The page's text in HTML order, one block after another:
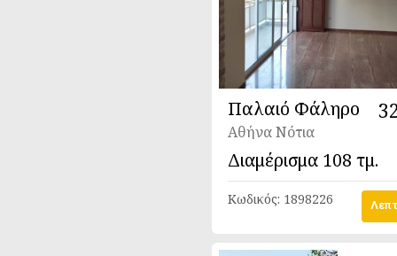
Παλαιό Φάληρο
Αθήνα Νότια
Διαμέρισμα 108 τμ.
Κωδικός: 1898226